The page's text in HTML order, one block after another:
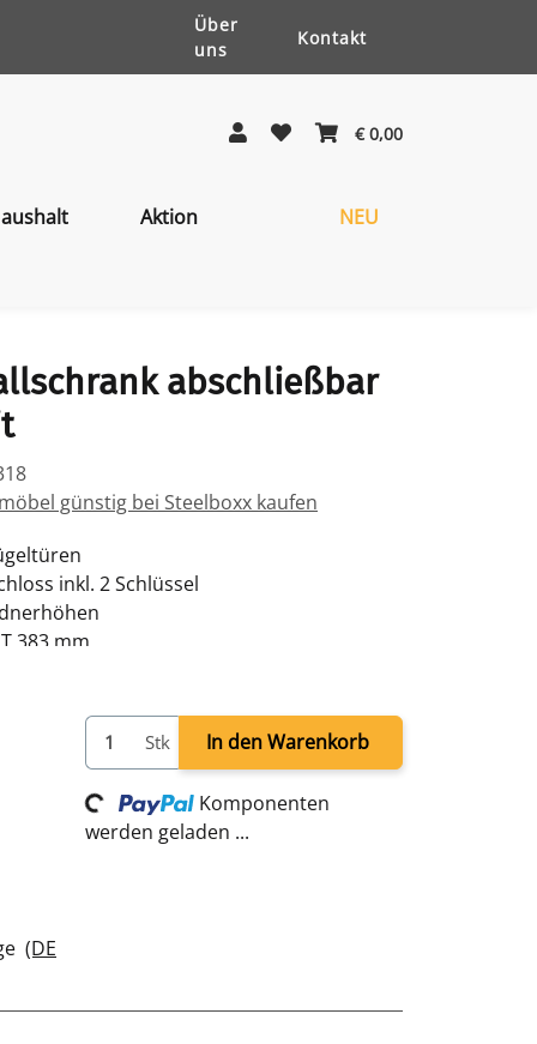
Über
uns
Kontakt
€ 0,00
Aktion NEU
abschließbar
günstig bei Steelboxx kaufen
inkl. 2 Schlüssel
383 mm
Korpus - sofort einsatzbereit
(DE
Stk In den Warenkorb
Loading...
Komponenten
werden geladen ...